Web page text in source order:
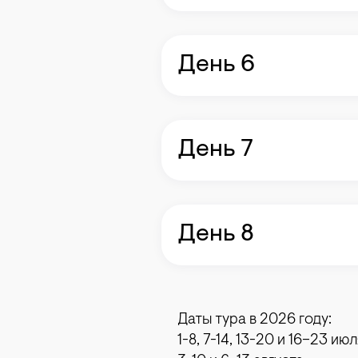
День 6
День 7
День 8
Даты тура в 2026 году:
1-8, 7-14, 13-20 и 16–23